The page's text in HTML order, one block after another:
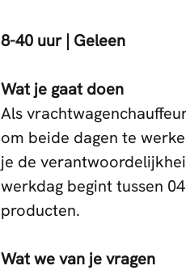
8-40 uur | Geleen
Wat je gaat doen
Als
om beide dagen te
je de
werkdag begint tussen
producten.
Wat we van je vragen